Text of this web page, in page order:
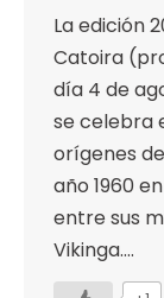
La edición
Catoira
día 4 de
se celebra
orígenes
año 1960
entre sus
Vikinga.…